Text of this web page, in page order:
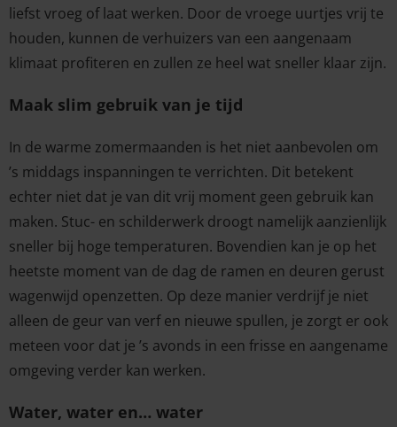
liefst vroeg of laat werken. Door de vroege uurtjes vrij te
houden, kunnen de verhuizers van een aangenaam
klimaat profiteren en zullen ze heel wat sneller klaar zijn.
Maak slim gebruik van je tijd
In de warme zomermaanden is het niet aanbevolen om
’s middags inspanningen te verrichten. Dit betekent
echter niet dat je van dit vrij moment geen gebruik kan
maken. Stuc- en schilderwerk droogt namelijk aanzienlijk
sneller bij hoge temperaturen. Bovendien kan je op het
heetste moment van de dag de ramen en deuren gerust
wagenwijd openzetten. Op deze manier verdrijf je niet
alleen de geur van verf en nieuwe spullen, je zorgt er ook
meteen voor dat je ’s avonds in een frisse en aangename
omgeving verder kan werken.
Water, water en… water